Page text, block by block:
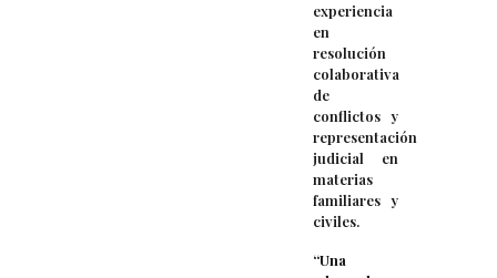
experiencia
en
resolución
colaborativa
de
conflictos y
representación
judicial en
materias
familiares y
civiles.
“Una